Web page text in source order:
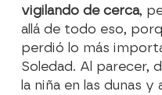
vigilando de cerca,
allá de todo eso,
perdió lo más
Soledad. Al parecer,
la niña en las dunas y